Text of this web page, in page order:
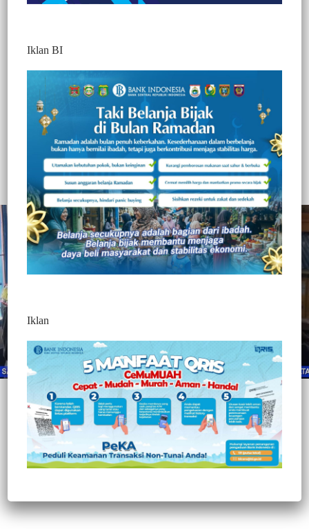
BERITA VIDEO : KEJARI TANA
TORAJA GELEDAH KANTOR PDAM
DAN BPKAD TERKAIT DUGAAN
KORUPSI MANTAN DIREKTUR
PERUMDA SENILAI 1,7 M
Redaksi Jurnaltivi
0 Min Baca
Rabu, 1 September 2021
450
Post Views: 450
Iklan BI
Iklan